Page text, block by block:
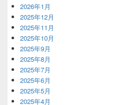
2026年1月
2025年12月
2025年11月
2025年10月
2025年9月
2025年8月
2025年7月
2025年6月
2025年5月
2025年4月